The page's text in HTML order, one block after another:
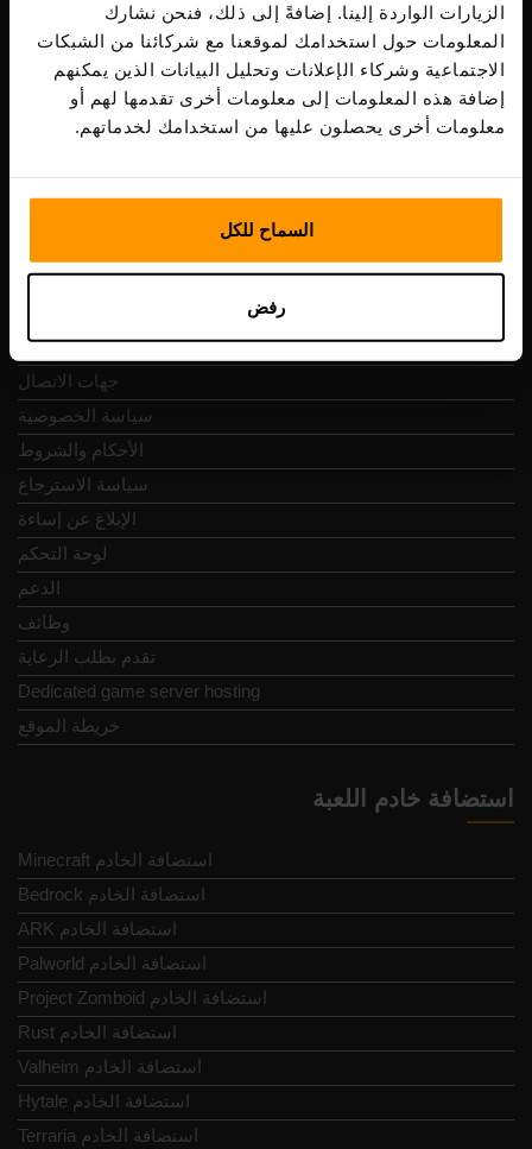
الزيارات الواردة إلينا. إضافةً إلى ذلك، فنحن نشارك
المعلومات حول استخدامك لموقعنا مع شركائنا من الشبكات
الاجتماعية وشركاء الإعلانات وتحليل البيانات الذين يمكنهم
إضافة هذه المعلومات إلى معلومات أخرى تقدمها لهم أو
معلومات أخرى يحصلون عليها من استخدامك لخدماتهم.
السماح للكل
رفض
Scalable Hosting Solutions OÜ
رمز التسجيل: 14652605
ضريبة الشراء: EE102133820
عنوان: Harju maakond, Tallinn, Kesklinna linnaosa,
Vesivärava tn 50-201, 10152
التنقل السريع
المراجعات
جهات الاتصال
سياسة الخصوصية
الأحكام والشروط
سياسة الاسترجاع
الإبلاغ عن إساءة
لوحة التحكم
الدعم
وظائف
تقدم بطلب الرعاية
Dedicated game server hosting
خريطة الموقع
استضافة خادم اللعبة
Minecraft استضافة الخادم
Bedrock استضافة الخادم
ARK استضافة الخادم
Palworld استضافة الخادم
Project Zomboid استضافة الخادم
Rust استضافة الخادم
Valheim استضافة الخادم
Hytale استضافة الخادم
Terraria استضافة الخادم